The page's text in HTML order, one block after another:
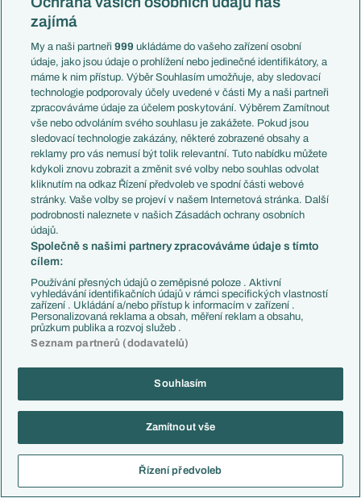
čtvrtfinále.
mupi23 07.06.2026 20:29
Christian Eriksen ví se něco?
Reagovat
mupi23 07.06.2026 20:32
" Dánský národní tým vydal prohlášení, ve kterém potvrdil, že
je Eriksen při vědomí a vzhledem k okolnostem se cítí dobře."
tak snad ok
Reagovat
inferno08
Každopádně už by to dál neměl pokoušet...
Reagovat
Kryptos_ 07.06.2026 20:41
Jestli má rozum, tak je to konec kariéry...
20:56
zajímá
My a naši partneři999 ukládáme do vašeho zařízení osobní
údaje, jako jsou údaje o prohlížení nebo jedinečné identifikátory, a
máme k nim přístup. Výběr Souhlasím umožňuje, aby sledovací
technologie podporovaly účely uvedené v části My a naši partneři
zpracováváme údaje za účelem poskytování. Výběrem Zamítnout
vše nebo odvoláním svého souhlasu je zakážete. Pokud jsou
sledovací technologie zakázány, některé zobrazené obsahy a
reklamy pro vás nemusí být tolik relevantní. Tuto nabídku můžete
kdykoli znovu zobrazit a změnit své volby nebo souhlas odvolat
kliknutím na odkaz Řízení předvoleb ve spodní části webové
stránky. Vaše volby se projeví v našem Internetová stránka. Další
podrobnosti naleznete v našich Zásadách ochrany osobních
údajů.
Společně s našimi partnery zpracováváme údaje s tímto
cílem:
Používání přesných údajů o zeměpisné poloze . Aktivní
vyhledávání identifikačních údajů v rámci specifických vlastností
zařízení . Ukládání a/nebo přístup k informacím v zařízení .
Personalizovaná reklama a obsah, měření reklam a obsahu,
průzkum publika a rozvoj služeb .
Seznam partnerů (dodavatelů)
Souhlasím
Zamítnout vše
Řízení předvoleb